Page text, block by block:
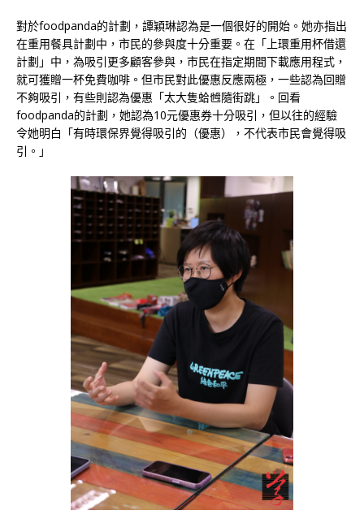
對於foodpanda的計劃，譚穎琳認為是一個很好的開始。她亦指出
在重用餐具計劃中，市民的參與度十分重要。在「上環重用杯借還
計劃」中，為吸引更多顧客參與，市民在指定期間下載應用程式，
就可獲贈一杯免費咖啡。但市民對此優惠反應兩極，一些認為回贈
不夠吸引，有些則認為優惠「太大隻蛤乸隨街跳」。回看
foodpanda的計劃，她認為10元優惠券十分吸引，但以往的經驗
令她明白「有時環保界覺得吸引的（優惠），不代表市民會覺得吸
引。」